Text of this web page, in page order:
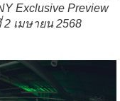
Exclusive Preview
เมษายน 2568